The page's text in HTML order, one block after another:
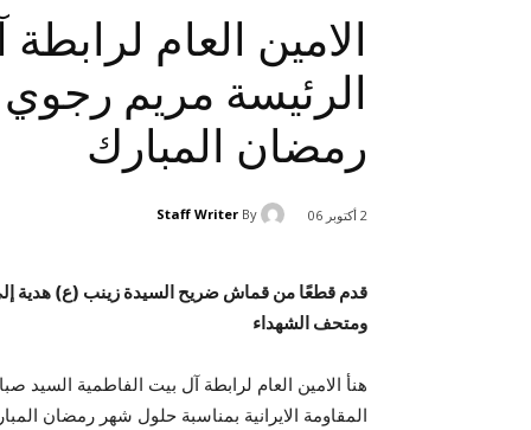
الامين العام
الرئيسة مريم
رمضان المبارك
2 أكتوبر 06 By
Staff Writer
قدم قطعًا من قماش ضريح السيدة زينب (ع) هدية
ومتحف الشهداء
هنأ الامين العام لرابطة آل بيت الفاطمية السيد
المقاومة الايرانية بمناسبة حلول شهر رمضان